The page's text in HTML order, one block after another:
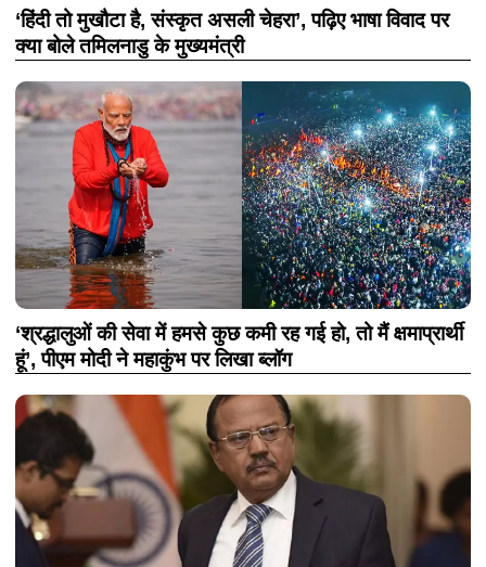
‘हिंदी तो मुखौटा है, संस्कृत असली चेहरा’, पढ़िए भाषा विवाद पर
क्या बोले तमिलनाडु के मुख्यमंत्री
‘श्रद्धालुओं की सेवा में हमसे कुछ कमी रह गई हो, तो मैं क्षमाप्रार्थी
हूं’, पीएम मोदी ने महाकुंभ पर लिखा ब्लॉग